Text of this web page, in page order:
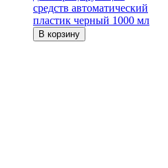
средств автоматический
пластик черный 1000 мл
В корзину